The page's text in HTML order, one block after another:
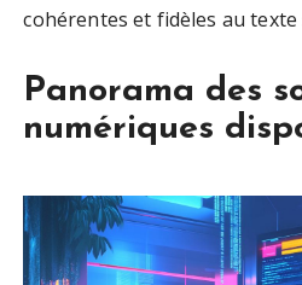
cohérentes et fidèles au texte
Panorama des
numériques